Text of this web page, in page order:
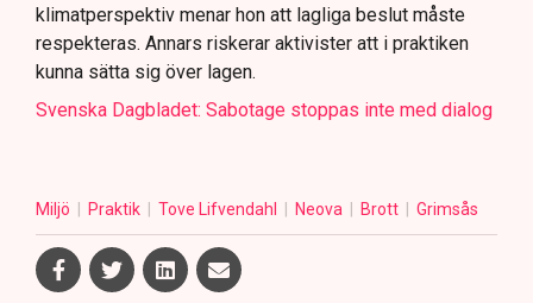
klimatperspektiv menar hon att lagliga beslut måste
respekteras. Annars riskerar aktivister att i praktiken
kunna sätta sig över lagen.
Svenska Dagbladet: Sabotage stoppas inte med dialog
Miljö Praktik Tove Lifvendahl Neova Brott Grimsås